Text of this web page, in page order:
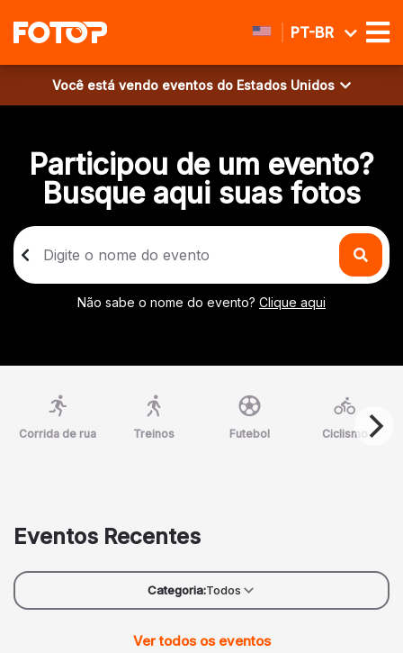
PT-BR
Você está vendo eventos do Estados Unidos
Participou de um evento?
Busque aqui suas fotos
Não sabe o nome do evento? Clique aqui
Corrida de rua Treinos Futebol Ciclismo
Eventos Recentes
Categoria:Todos
Ver todos os eventos